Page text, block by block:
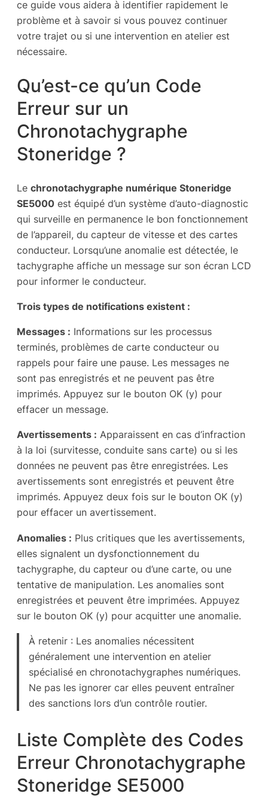
ce guide vous aidera à identifier rapidement le
problème et à savoir si vous pouvez continuer
votre trajet ou si une intervention en atelier est
nécessaire.
Qu’est-ce qu’un Code
Erreur sur un
Chronotachygraphe
Stoneridge ?
Le chronotachygraphe numérique Stoneridge
SE5000 est équipé d’un système d’auto-diagnostic
qui surveille en permanence le bon fonctionnement
de l’appareil, du capteur de vitesse et des cartes
conducteur. Lorsqu’une anomalie est détectée, le
tachygraphe affiche un message sur son écran LCD
pour informer le conducteur.
Trois types de notifications existent :
Messages : Informations sur les processus
terminés, problèmes de carte conducteur ou
rappels pour faire une pause. Les messages ne
sont pas enregistrés et ne peuvent pas être
imprimés. Appuyez sur le bouton OK (y) pour
effacer un message.
Avertissements : Apparaissent en cas d’infraction
à la loi (survitesse, conduite sans carte) ou si les
données ne peuvent pas être enregistrées. Les
avertissements sont enregistrés et peuvent être
imprimés. Appuyez deux fois sur le bouton OK (y)
pour effacer un avertissement.
Anomalies : Plus critiques que les avertissements,
elles signalent un dysfonctionnement du
tachygraphe, du capteur ou d’une carte, ou une
tentative de manipulation. Les anomalies sont
enregistrées et peuvent être imprimées. Appuyez
sur le bouton OK (y) pour acquitter une anomalie.
À retenir : Les anomalies nécessitent
généralement une intervention en atelier
spécialisé en chronotachygraphes numériques.
Ne pas les ignorer car elles peuvent entraîner
des sanctions lors d’un contrôle routier.
Liste Complète des Codes
Erreur Chronotachygraphe
Stoneridge SE5000